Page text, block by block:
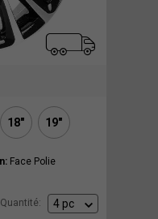
18" 19"
Face Polie
Quantité: